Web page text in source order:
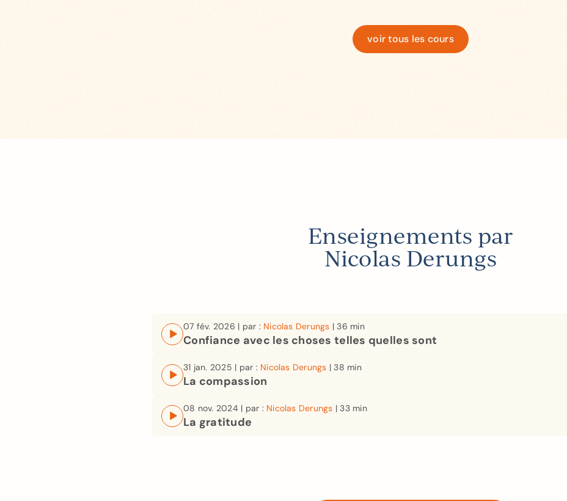
voir tous les cours
Enseignements par
Nicolas Derungs
07 fév. 2026 | par : Nicolas Derungs | 36 min
Confiance avec les choses telles quelles sont
31 jan. 2025 | par : Nicolas Derungs | 38 min
La compassion
08 nov. 2024 | par : Nicolas Derungs | 33 min
La gratitude